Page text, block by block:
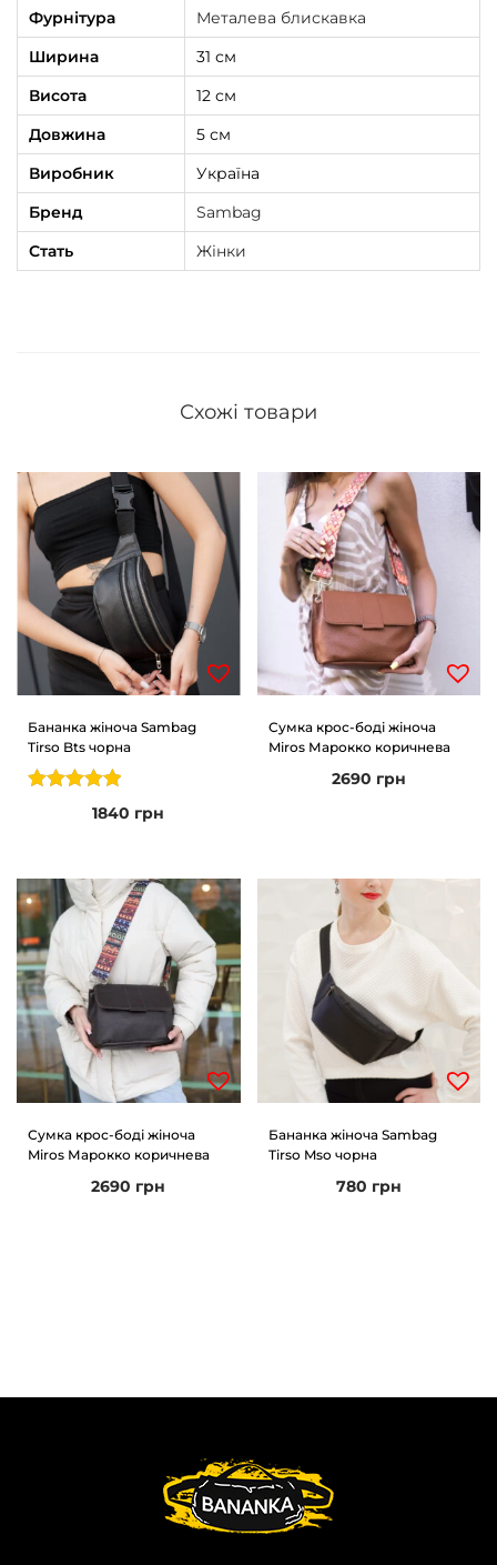
Фурнітура
Металева блискавка
Ширина
31 см
Висота
12 см
Довжина
5 см
Виробник
Україна
Бренд
Sambag
Стать
Жінки
Схожі товари
Бананка жіноча Sambag
Tirso Bts чорна
1840 грн
Сумка крос-боді жіноча
Miros Марокко коричнева
2690 грн
Сумка крос-боді жіноча
Miros Марокко коричнева
2690 грн
Бананка жіноча Sambag
Tirso Mso чорна
780 грн